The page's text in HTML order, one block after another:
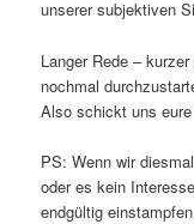
unserer subjektiven
Langer Rede –
nochmal
Also schickt uns
PS: Wenn wir
oder es kein
endgültig